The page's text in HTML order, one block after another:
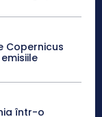
Copernicus
într-o